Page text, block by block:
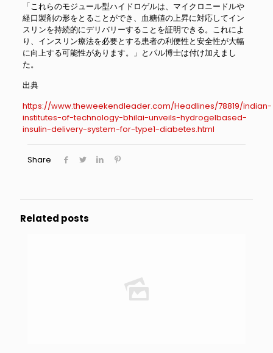
「これらのモジュール型ハイドロゲルは、マイクロニードルや
経口製剤の形をとることができ、血糖値の上昇に対応してイン
スリンを持続的にデリバリーすることを証明できる。これによ
り、インスリン療法を必要とする患者の利便性と安全性が大幅
に向上する可能性があります。」とパル博士は付け加えまし
た。
出典
https://www.theweekendleader.com/Headlines/78819/indian-
institutes-of-technology-bhilai-unveils-hydrogelbased-
insulin-delivery-system-for-type1-diabetes.html
Share
Related posts